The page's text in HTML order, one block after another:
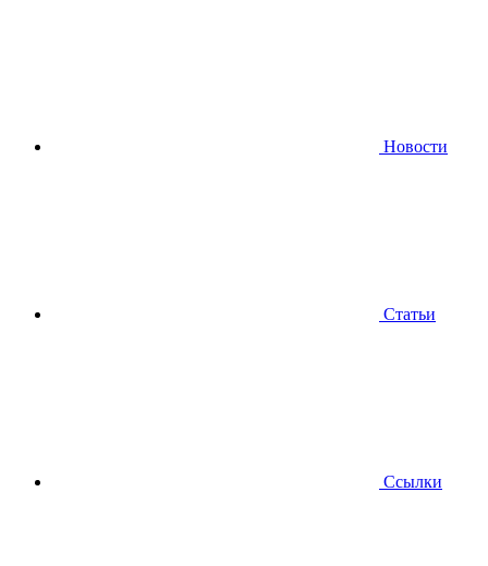
Новости
Статьи
Ссылки